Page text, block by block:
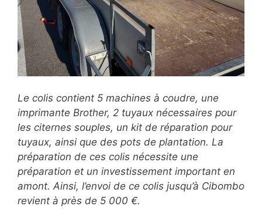
Le colis contient 5 machines à coudre, une
imprimante Brother, 2 tuyaux nécessaires pour
les citernes souples, un kit de réparation pour
tuyaux, ainsi que des pots de plantation. La
préparation de ces colis nécessite une
préparation et un investissement important en
amont. Ainsi, l’envoi de ce colis jusqu’à Cibombo
revient à près de 5 000 €.